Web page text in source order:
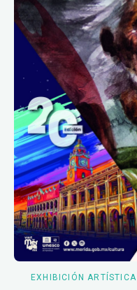
EXHIBICIÓN ARTÍSTICA